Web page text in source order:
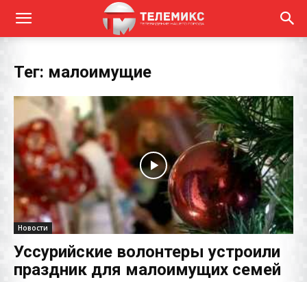
Тег: малоимущие
Новости
Уссурийские волонтеры устроили
праздник для малоимущих семей